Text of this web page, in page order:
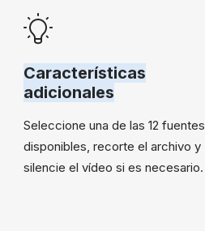
Características
adicionales
Seleccione una de las 12 fuentes
disponibles, recorte el archivo y
silencie el vídeo si es necesario.